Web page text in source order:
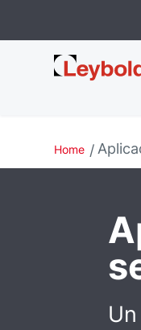
Leybold
España
Home